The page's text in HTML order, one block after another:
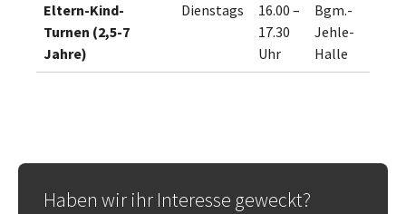
Eltern-Kind-
Turnen (2,5-7
Jahre)
Dienstags
16.00 –
17.30
Uhr
Bgm.-
Jehle-
Halle
Haben wir ihr Interesse geweckt?